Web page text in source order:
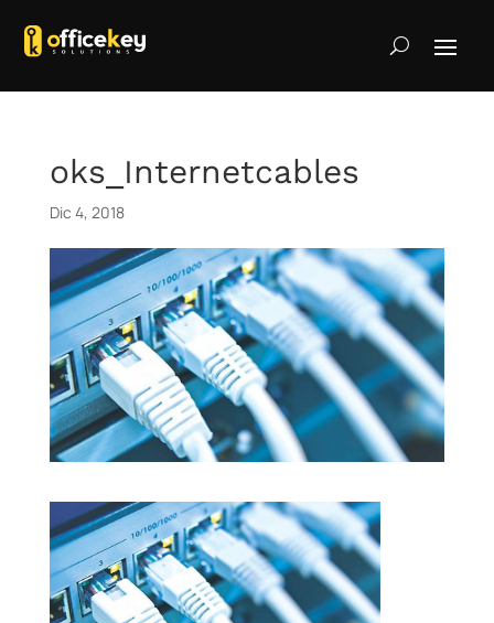
oks_Internetcables
Dic 4, 2018